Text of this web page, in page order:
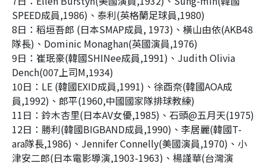
SPEED成員,1986) 、泰利(英格蘭足球員,1980)
8日：稻垣吾郎 (日本SMAP成員, 1973) 、橫山由依(AKB48
隊長) 、 Dominic Monaghan(英國演員,1976)
9日：崔珉豪(韓國SHINee成員,1991) 、 Judith Olivia
Dench(007上司M,1934)
10日： LE (韓國EXID成員,1991) 、徐酉奈(韓國AOA成
員,1992) 、郎平(1960,中國國家隊排球教練)
11日：鈴木杏里(日本AV女優,1985) 、石頭@五月天(1975)
12日：勝利(韓國BIGBAND成員,1990) 、李居麗(韓國T-
ara隊長,1986) 、 Jennifer Connelly(美國演員,1970) 、小
津安二郎(日本電影導演,1903-1963) 、楊謹華(台灣演